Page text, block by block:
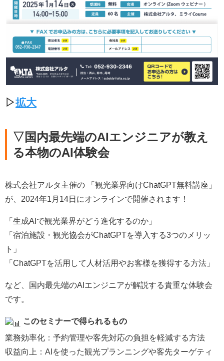
▷拡大
▽国内最先端のAIエンジニアが教え
る本物のAI体験会
株式会社アルタ主催の 「観光業界向けChatGPT無料講座」
が、2024年1月14日にオンラインで開催されます！
「生成AIで観光業界がどう進化するのか」
「宿泊施設・観光協会がChatGPTを導入する3つのメリッ
ト」
「ChatGPTを活用して人材活用やお客様を獲得する方法」
など、国内最先端のAIエンジニアが解説する貴重な体験会
です。
このセミナーで得られるもの
業務効率化：予約管理や客先対応の負担を軽減する方法
収益向上：AIを使った観光プランニングや客先ターゲティ